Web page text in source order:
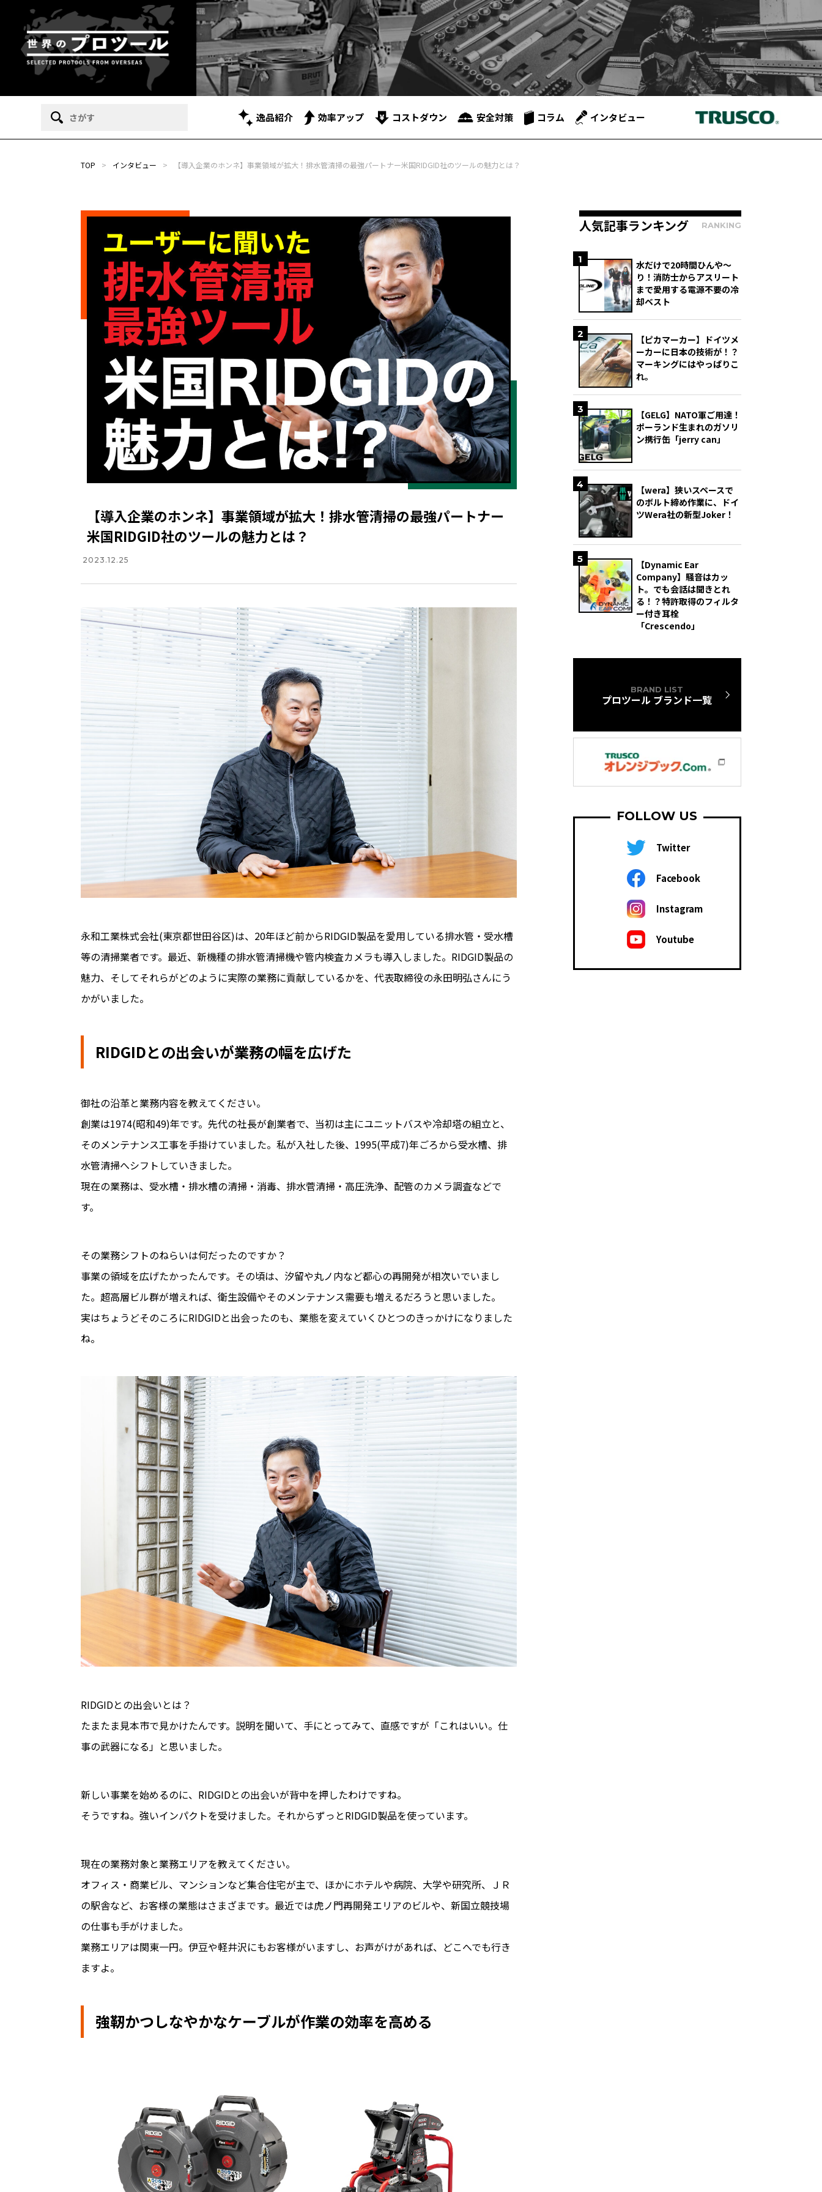
逸品紹介 効率アップ コストダウン 安全対策 コラム インタビュー
TOP > インタビュー > 【導入企業のホンネ】事業領域が拡大！排水管清掃の最強パートナー米国RIDGID社のツールの魅力とは？
【導入企業のホンネ】事業領域が拡大！排水管清掃の最強パートナー
米国RIDGID社のツールの魅力とは？
2023.12.25
永和工業株式会社(東京都世田谷区)は、20年ほど前からRIDGID製品を愛用している排水管・受水槽
等の清掃業者です。最近、新機種の排水管清掃機や管内検査カメラも導入しました。RIDGID製品の
魅力、そしてそれらがどのように実際の業務に貢献しているかを、代表取締役の永田明弘さんにう
かがいました。
RIDGIDとの出会いが業務の幅を広げた
――御社の沿革と業務内容を教えてください。
創業は1974(昭和49)年です。先代の社長が創業者で、当初は主にユニットバスや冷却塔の組立と、
そのメンテナンス工事を手掛けていました。私が入社した後、1995(平成7)年ごろから受水槽、排
水管清掃へシフトしていきました。
現在の業務は、受水槽・排水槽の清掃・消毒、排水菅清掃・高圧洗浄、配管のカメラ調査などで
す。
――その業務シフトのねらいは何だったのですか？
事業の領域を広げたかったんです。その頃は、汐留や丸ノ内など都心の再開発が相次いでいまし
た。超高層ビル群が増えれば、衛生設備やそのメンテナンス需要も増えるだろうと思いました。
実はちょうどそのころにRIDGIDと出会ったのも、業態を変えていくひとつのきっかけになりました
ね。
――RIDGIDとの出会いとは？
たまたま見本市で見かけたんです。説明を聞いて、手にとってみて、直感ですが「これはいい。仕
事の武器になる」と思いました。
――新しい事業を始めるのに、RIDGIDとの出会いが背中を押したわけですね。
そうですね。強いインパクトを受けました。それからずっとRIDGID製品を使っています。
――現在の業務対象と業務エリアを教えてください。
オフィス・商業ビル、マンションなど集合住宅が主で、ほかにホテルや病院、大学や研究所、ＪＲ
の駅舎など、お客様の業態はさまざまです。最近では虎ノ門再開発エリアのビルや、新国立競技場
の仕事も手がけました。
業務エリアは関東一円。伊豆や軽井沢にもお客様がいますし、お声がけがあれば、どこへでも行き
ますよ。
強靭かつしなやかなケーブルが作業の効率を高める
人気記事ランキング RANKING
1
水だけで20時間ひんや～
り！消防士からアスリート
まで愛用する電源不要の冷
却ベスト
2
【ピカマーカー】ドイツメ
ーカーに日本の技術が！？
マーキングにはやっぱりこ
れ。
3
【GELG】NATO軍ご用達！
ポーランド生まれのガソリ
ン携行缶「jerry can」
4
【wera】狭いスペースで
のボルト締め作業に、ドイ
ツWera社の新型Joker！
5
【Dynamic Ear
Company】騒音はカッ
ト。でも会話は聞きとれ
る！？特許取得のフィルタ
ー付き耳栓
「Crescendo」
BRAND LIST
プロツール ブランド一覧
FOLLOW US
Twitter
Facebook
Instagram
Youtube